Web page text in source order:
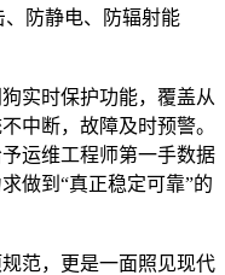
防静电、防辐射能
实时保护功能，覆盖从
中断，故障及时预警。
运维工程师第一手数据
做到“真正稳定可靠”的
范，更是一面照见现代